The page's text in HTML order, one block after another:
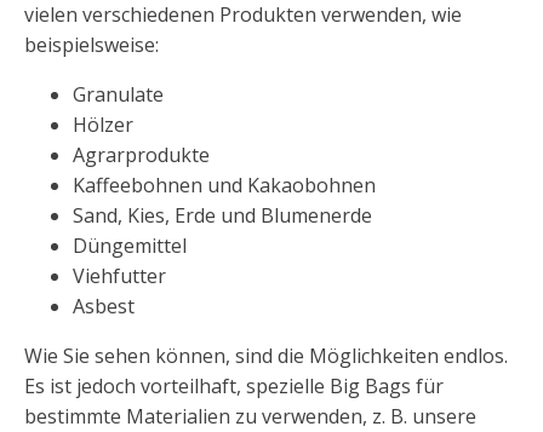
vielen verschiedenen Produkten verwenden, wie
beispielsweise:
Granulate
Hölzer
Agrarprodukte
Kaffeebohnen und Kakaobohnen
Sand, Kies, Erde und Blumenerde
Düngemittel
Viehfutter
Asbest
Wie Sie sehen können, sind die Möglichkeiten endlos.
Es ist jedoch vorteilhaft, spezielle Big Bags für
bestimmte Materialien zu verwenden, z. B. unsere